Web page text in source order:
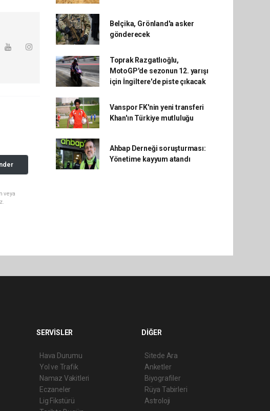
veya
Belçika, Grönland'a asker
gönderecek
Toprak Razgatlıoğlu,
MotoGP'de sezonun 12. yarışı
için İngiltere'de piste çıkacak
Vanspor FK'nin yeni transferi
Khan'ın Türkiye mutluluğu
Ahbap Derneği soruşturması:
Yönetime kayyum atandı
SERVİSLER
Hava Durumu
Yol ve Trafik
Namaz Vakitleri
Eczaneler
Lig Fikstürü
DİĞER
Sitede Ara
Anketler
Biyografiler
Rüya Tabirleri
Astroloji